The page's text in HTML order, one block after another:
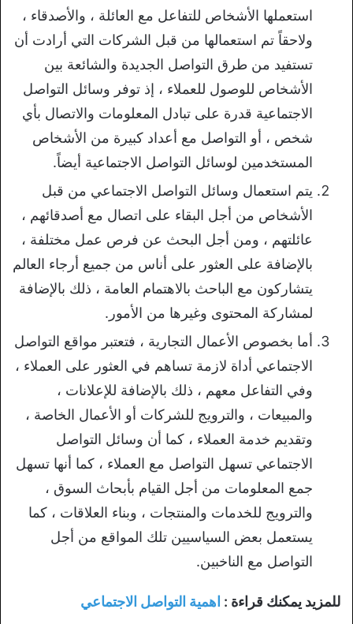
استعملها الأشخاص للتفاعل مع العائلة ، والأصدقاء ،
ولاحقاً تم استعمالها من قبل الشركات التي أرادت أن
تستفيد من طرق التواصل الجديدة والشائعة بين
الأشخاص للوصول للعملاء ، إذ توفر وسائل التواصل
الاجتماعية قدرة على تبادل المعلومات والاتصال بأي
شخص ، أو التواصل مع أعداد كبيرة من الأشخاص
المستخدمين لوسائل التواصل الاجتماعية أيضاً.
يتم استعمال وسائل التواصل الاجتماعي من قبل
الأشخاص من أجل البقاء على اتصال مع أصدقائهم ،
عائلتهم ، ومن أجل البحث عن فرص عمل مختلفة ،
بالإضافة على العثور على أناس من جميع أرجاء العالم
يتشاركون مع الباحث بالاهتمام العامة ، ذلك بالإضافة
لمشاركة المحتوى وغيرها من الأمور.
أما بخصوص الأعمال التجارية ، فتعتبر مواقع التواصل
الاجتماعي أداة لازمة تساهم في العثور على العملاء ،
وفي التفاعل معهم ، ذلك بالإضافة للإعلانات ،
والمبيعات ، والترويج للشركات أو الأعمال الخاصة ،
وتقديم خدمة العملاء ، كما أن وسائل التواصل
الاجتماعي تسهل التواصل مع العملاء ، كما أنها تسهل
جمع المعلومات من أجل القيام بأبحاث السوق ،
والترويج للخدمات والمنتجات ، وبناء العلاقات ، كما
يستعمل بعض السياسيين تلك المواقع من أجل
التواصل مع الناخبين.
للمزيد يمكنك قراءة : اهمية التواصل الاجتماعي